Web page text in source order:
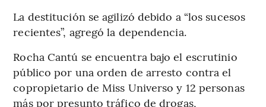
La destitución se agilizó debido a “los sucesos
recientes”, agregó la dependencia.
Rocha Cantú se encuentra bajo el escrutinio
público por una orden de arresto contra el
copropietario de Miss Universo y 12 personas
más por presunto tráfico de drogas,